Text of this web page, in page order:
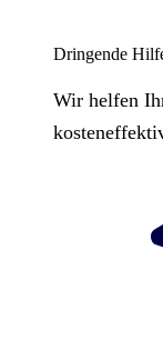
Dringende
Wir helfen